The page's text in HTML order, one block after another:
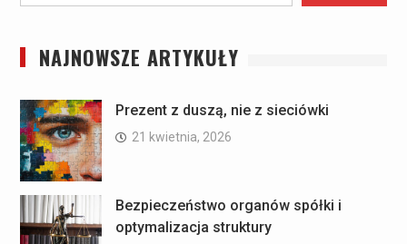
NAJNOWSZE ARTYKUŁY
Prezent z duszą, nie z sieciówki
21 kwietnia, 2026
Bezpieczeństwo organów spółki i
optymalizacja struktury